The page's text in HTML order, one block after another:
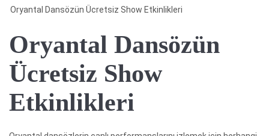
Oryantal Dansözün Ücretsiz Show Etkinlikleri
Oryantal Dansözün
Ücretsiz Show
Etkinlikleri